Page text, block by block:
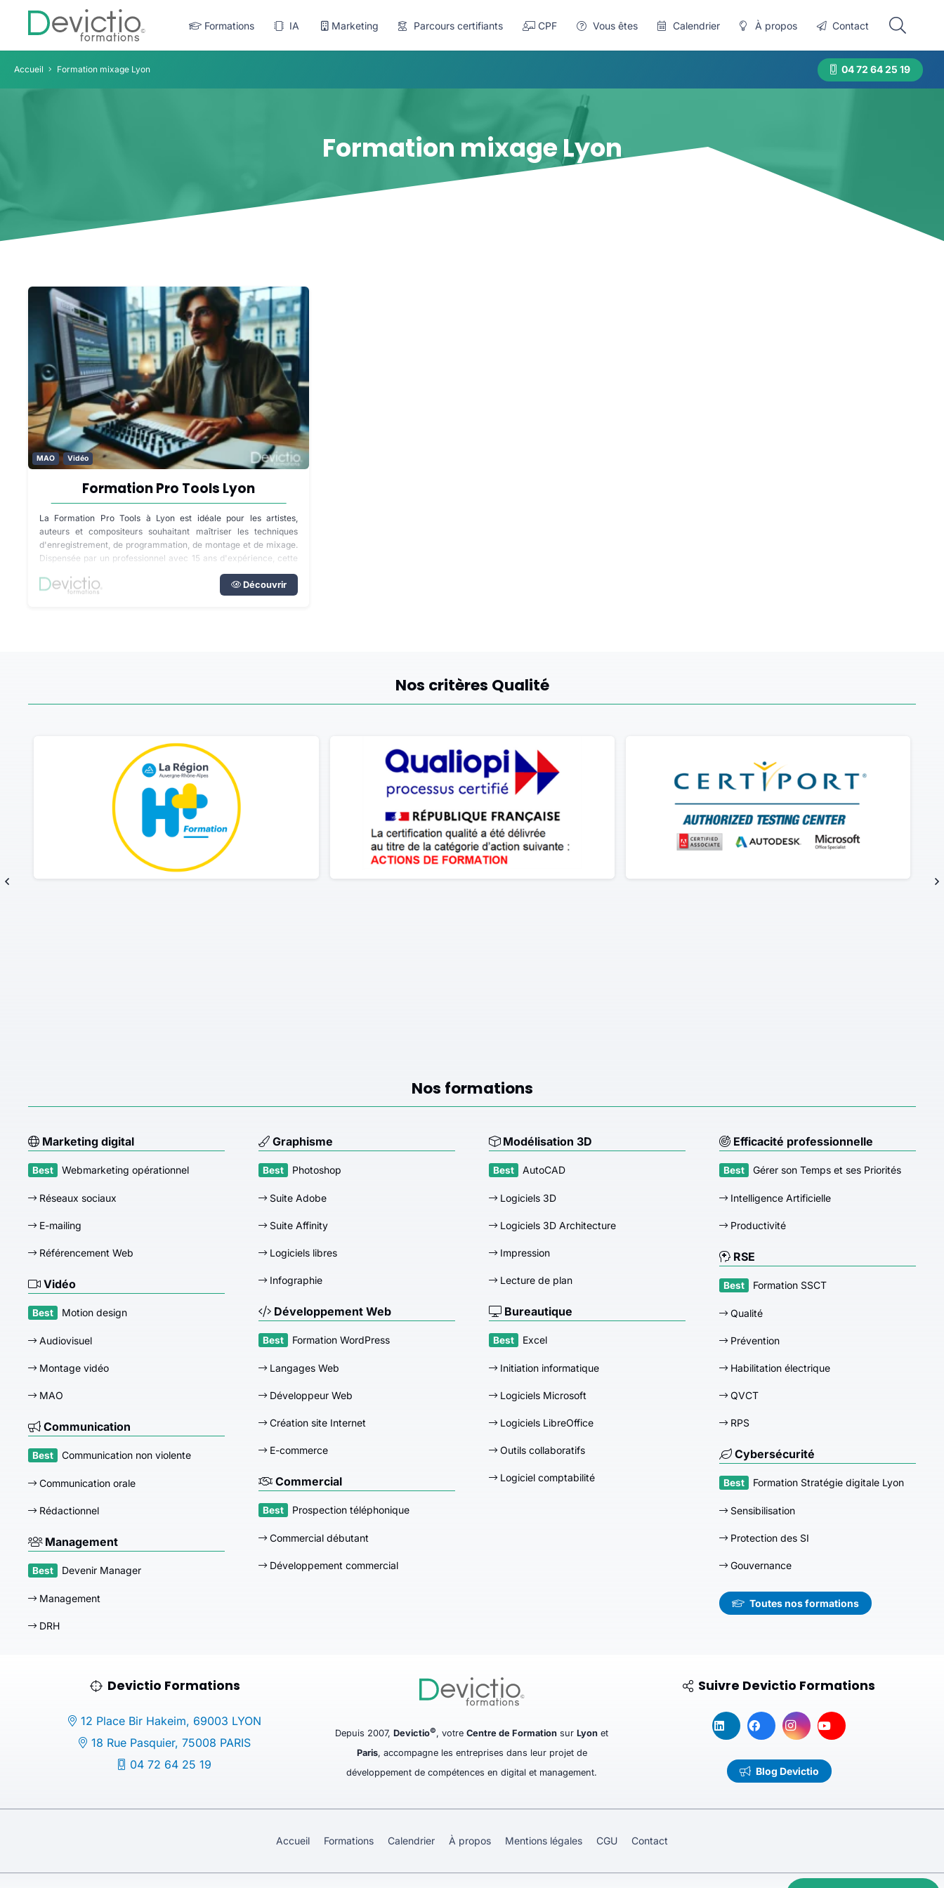
Formations IA Marketing Parcours certifiants CPF Vous êtes Calendrier À propos Contact
Accueil Formation mixage Lyon 04 72 64 25 19
Formation mixage Lyon
MAO Vidéo
Formation Pro Tools Lyon
La Formation Pro Tools à Lyon est idéale pour les artistes,
auteurs et compositeurs souhaitant maîtriser les techniques
d'enregistrement, de programmation, de montage et de mixage.
Dispensée par un professionnel avec 15 ans d'expérience, cette
formation vous permettra d'accéder au standard de la post-
Découvrir
Nos critères Qualité
Nos formations
Marketing digital
Webmarketing opérationnel
Réseaux sociaux
E-mailing
Référencement Web
Vidéo
Motion design
Audiovisuel
Montage vidéo
MAO
Communication
Communication non violente
Communication orale
Rédactionnel
Management
Devenir Manager
Management
DRH
Graphisme
Photoshop
Suite Adobe
Suite Affinity
Logiciels libres
Infographie
Développement Web
Formation WordPress
Langages Web
Développeur Web
Création site Internet
E-commerce
Commercial
Prospection téléphonique
Commercial débutant
Développement commercial
Modélisation 3D
AutoCAD
Logiciels 3D
Logiciels 3D Architecture
Impression
Lecture de plan
Bureautique
Excel
Initiation informatique
Logiciels Microsoft
Logiciels LibreOffice
Outils collaboratifs
Logiciel comptabilité
Efficacité professionnelle
Gérer son Temps et ses Priorités
Intelligence Artificielle
Productivité
RSE
Formation SSCT
Qualité
Prévention
Habilitation électrique
QVCT
RPS
Cybersécurité
Formation Stratégie digitale Lyon
Sensibilisation
Protection des SI
Gouvernance
Toutes nos formations
Devictio Formations
12 Place Bir Hakeim, 69003 LYON
18 Rue Pasquier, 75008 PARIS
04 72 64 25 19
Depuis 2007,Devictio©, votreCentre de Formation surLyon et
Paris, accompagne les entreprises dans leur projet de
développement de compétences en digital et management.
Suivre Devictio Formations
Blog Devictio
Accueil Formations Calendrier À propos Mentions légales CGU Contact